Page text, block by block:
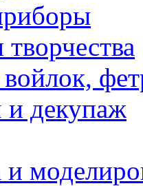
и декупаж
и